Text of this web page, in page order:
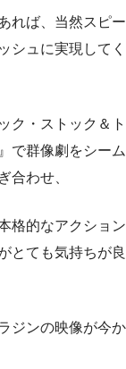
れば、当然スピー
シュに実現してく
ク・ストック＆ト
で群像劇をシーム
合わせ、
格的なアクション
とても気持ちが良
ジンの映像が今か